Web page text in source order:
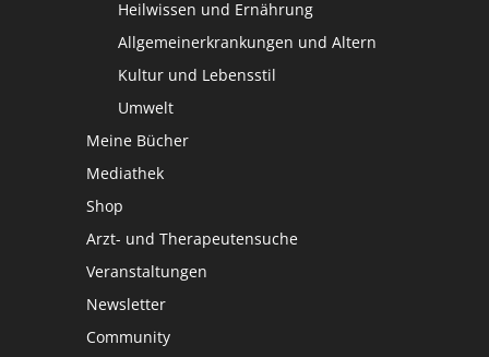
Heilwissen und Ernährung
Allgemeinerkrankungen und Altern
Kultur und Lebensstil
Umwelt
Meine Bücher
Mediathek
Shop
Arzt- und Therapeutensuche
Veranstaltungen
Newsletter
Community